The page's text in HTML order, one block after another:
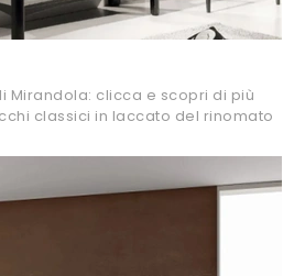
Mirandola: clicca e scopri di più
classici in laccato del rinomato